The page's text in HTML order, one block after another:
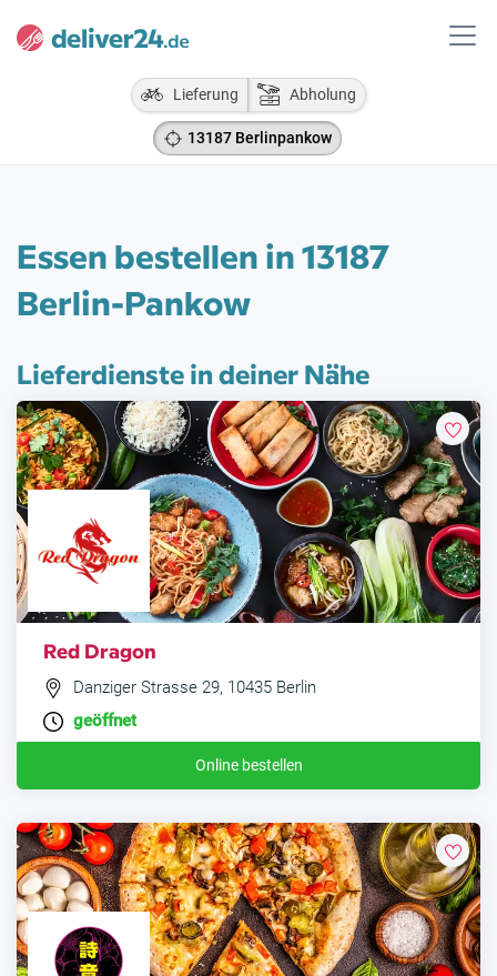
Lieferung Abholung
13187 Berlinpankow
Essen bestellen in 13187
Berlin-Pankow
Lieferdienste in deiner Nähe
Red Dragon
Danziger Strasse 29, 10435 Berlin
geöffnet
Online bestellen